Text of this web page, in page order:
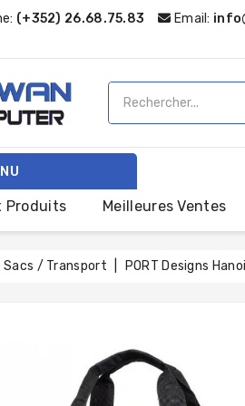
(+352) 26.68.75.83 Email:
Produits Meilleures Ventes
Sacs / Transport PORT Designs